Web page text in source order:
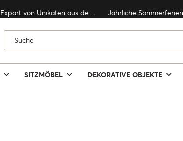
Seit über 60 Jahren spezialisiert auf den Import und Export von Unikaten aus dem Fernen Osten
SITZMÖBEL DEKORATIVE OBJEKTE